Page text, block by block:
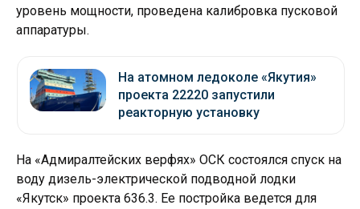
уровень мощности, проведена калибровка пусковой
аппаратуры.
На атомном ледоколе «Якутия»
проекта 22220 запустили
реакторную установку
На «Адмиралтейских верфях» ОСК состоялся спуск на
воду дизель-электрической подводной лодки
«Якутск» проекта 636.3. Ее постройка ведется для